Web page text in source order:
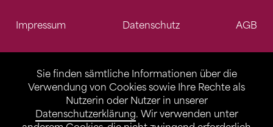
Sie finden sämtliche Informationen über die
Verwendung von Cookies sowie Ihre Rechte als
Nutzerin oder Nutzer in unserer
Datenschutzerklärung. Wir verwenden unter
Impressum Datenschutz AGB